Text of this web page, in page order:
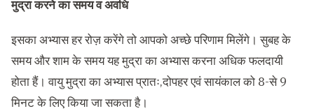
मुद्रा करने का समय व अवधि
इसका अभ्यास हर रोज़ करेंगे तो आपको अच्छे परिणाम मिलेंगे। सुबह के
समय और शाम के समय यह मुद्रा का अभ्यास करना अधिक फलदायी
होता हैं। वायु मुद्रा का अभ्यास प्रातः,दोपहर एवं सायंकाल को 8-से 9
मिनट के लिए किया जा सकता है।